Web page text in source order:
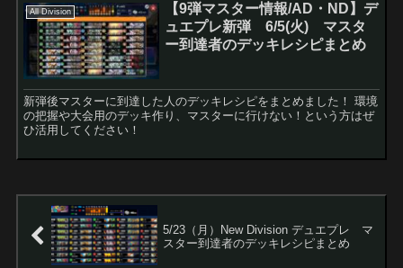
All Division
【9弾マスター情報/AD・ND】デ
ュエプレ新弾 6/5(火) マスタ
ー到達者のデッキレシピまとめ
新弾後マスターに到達した人のデッキレシピをまとめました！ 環境
の把握や大会用のデッキ作り、マスターに行けない！という方はぜ
ひ活用してください！
5/23（月）New Division デュエプレ マ
スター到達者のデッキレシピまとめ